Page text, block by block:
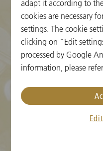
チ
ニューイヤ
お
adapt it according to
cookies are necessary
settings. The cookie
clicking on “Edit
processed by Google
information, please